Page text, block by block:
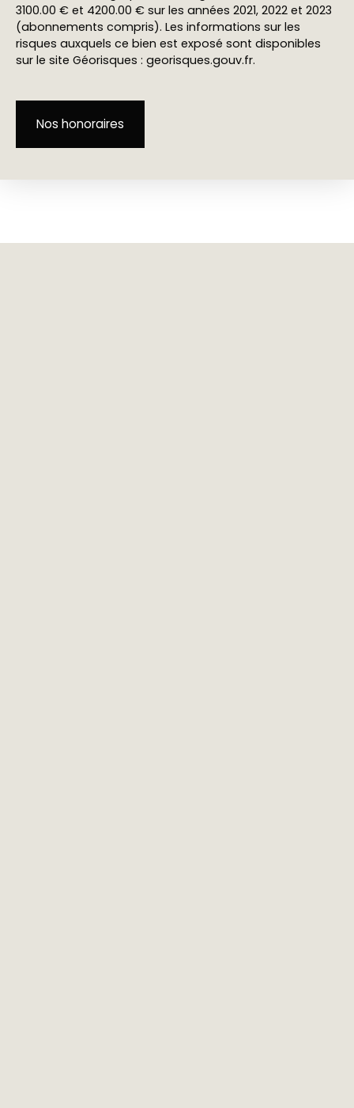
3100.00 € et 4200.00 € sur les années 2021, 2022 et 2023
(abonnements compris). Les informations sur les
risques auxquels ce bien est exposé sont disponibles
sur le site Géorisques : georisques.gouv.fr.
Nos honoraires